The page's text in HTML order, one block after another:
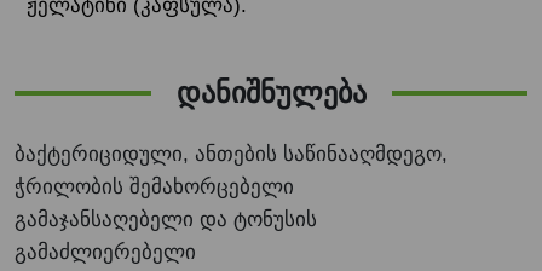
ჟელატინი (კაფსულა).
დანიშნულება
ბაქტერიციდული, ანთების საწინააღმდეგო,
ჭრილობის შემახორცებელი
გამაჯანსაღებელი და ტონუსის
გამაძლიერებელი